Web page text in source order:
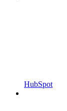
HubSpot